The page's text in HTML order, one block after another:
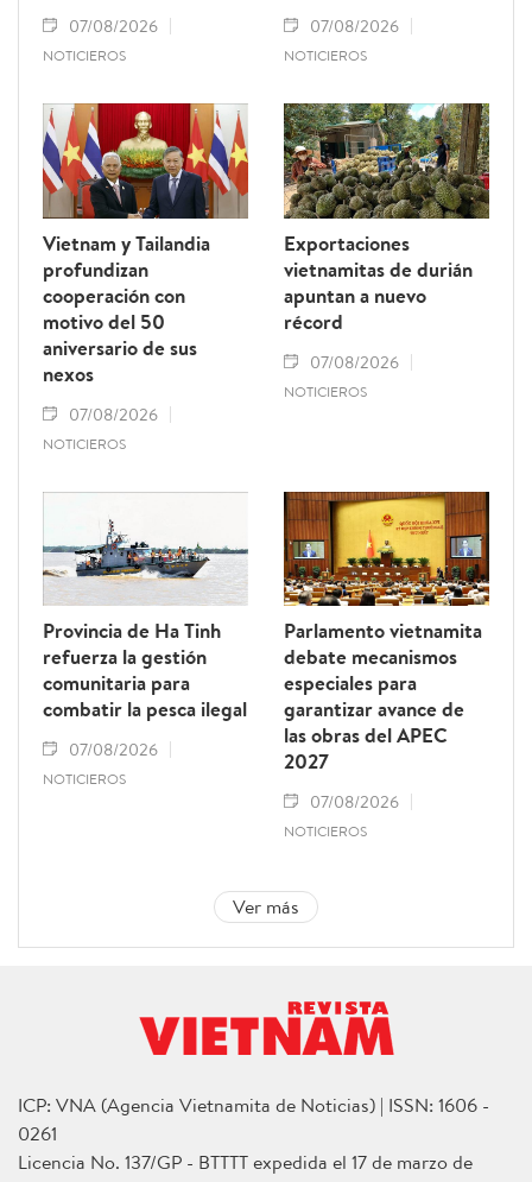
07/08/2026
NOTICIEROS
07/08/2026
NOTICIEROS
Vietnam y Tailandia
profundizan
cooperación con
motivo del 50
aniversario de sus
nexos
07/08/2026
NOTICIEROS
Exportaciones
vietnamitas de durián
apuntan a nuevo
récord
07/08/2026
NOTICIEROS
Provincia de Ha Tinh
refuerza la gestión
comunitaria para
combatir la pesca ilegal
07/08/2026
NOTICIEROS
Parlamento vietnamita
debate mecanismos
especiales para
garantizar avance de
las obras del APEC
2027
07/08/2026
NOTICIEROS
Ver más
ICP: VNA (Agencia Vietnamita de Noticias) | ISSN: 1606 -
0261
Licencia No. 137/GP - BTTTT expedida el 17 de marzo de